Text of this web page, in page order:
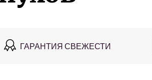
ГАРАНТИЯ СВЕЖЕСТИ